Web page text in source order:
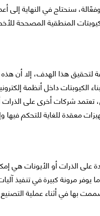
سنحتاج في النهاية إلى
المنطقية المصححة
هذا الهدف، إلا أن
الكيوبتات داخل أنظمة
شركات أخرى على الذرات
معقدة للغاية للتحكم فيها
على الذرات أو الأيونات هي
مرونة كبيرة في تنفيذ
بها في أثناء عملية